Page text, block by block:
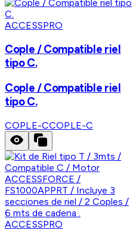
ACCESSPRO
Cople / Compatible riel
tipo C.
Cople / Compatible riel
tipo C.
COPLE-CCOPLE-C
ACCESSPRO